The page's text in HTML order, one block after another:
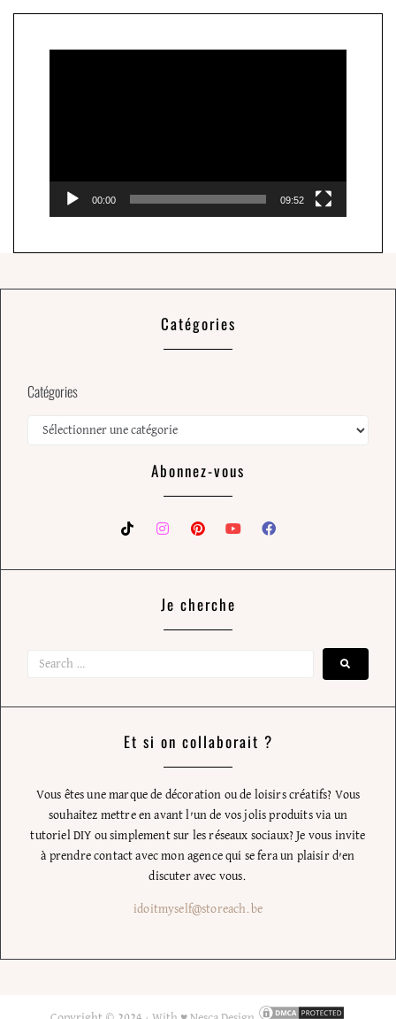
00:00 09:52
Catégories
Catégories
Abonnez-vous
Je cherche
Et si on collaborait ?
Vous êtes une marque de décoration ou de loisirs créatifs? Vous
souhaitez mettre en avant l’un de vos jolis produits via un
tutoriel DIY ou simplement sur les réseaux sociaux? Je vous invite
à prendre contact avec mon agence qui se fera un plaisir d’en
discuter avec vous.
idoitmyself@storeach.be